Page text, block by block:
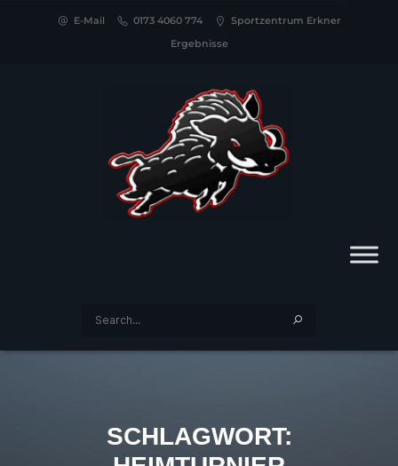
E-Mail 0173 4060 774
Sportzentrum Erkner
Ergebnisse
SCHLAGWORT: